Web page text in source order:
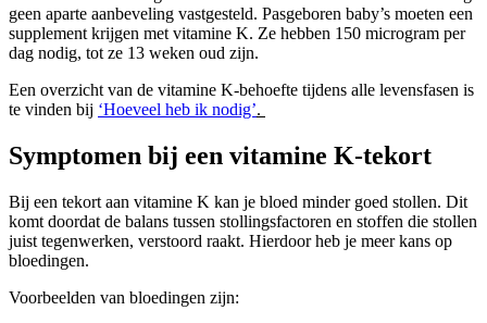
geen aparte aanbeveling vastgesteld. Pasgeboren baby’s moeten een
supplement krijgen met vitamine K. Ze hebben 150 microgram per
dag nodig, tot ze 13 weken oud zijn.
Een overzicht van de vitamine K-behoefte tijdens alle levensfasen is
te vinden bij ‘Hoeveel heb ik nodig’.
Symptomen bij een vitamine K-tekort
Bij een tekort aan vitamine K kan je bloed minder goed stollen. Dit
komt doordat de balans tussen stollingsfactoren en stoffen die stollen
juist tegenwerken, verstoord raakt. Hierdoor heb je meer kans op
bloedingen.
Voorbeelden van bloedingen zijn: